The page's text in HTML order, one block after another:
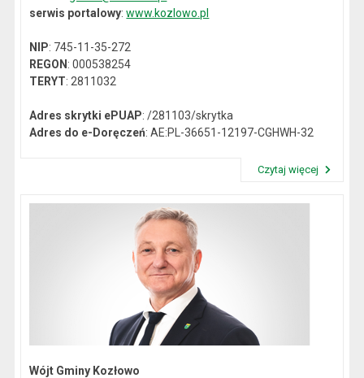
serwis portalowy:www.kozlowo.pl
NIP: 745-11-35-272
REGON: 000538254
TERYT: 2811032
Adres skrytki ePUAP: /281103/skrytka
Adres do e-Doręczeń: AE:PL-36651-12197-CGHWH-32
Czytaj więcej
Wójt Gminy Kozłowo